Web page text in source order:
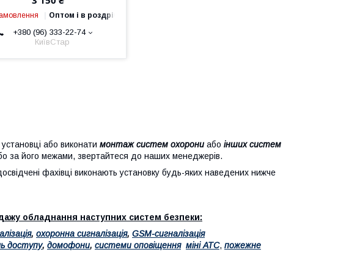
Оптом і в роздріб
+380 (96) 333-22-74
КиївСтар
або виконати монтаж систем охорони або інших систем
за його межами, звертайтеся до наших менеджерів.
фахівці виконають установку будь-яких наведених нижче
обладнання наступних систем безпеки:
, охоронна сигналізація, GSM-сигналізація
доступу, домофони, системи оповіщення міні АТС, пожежне